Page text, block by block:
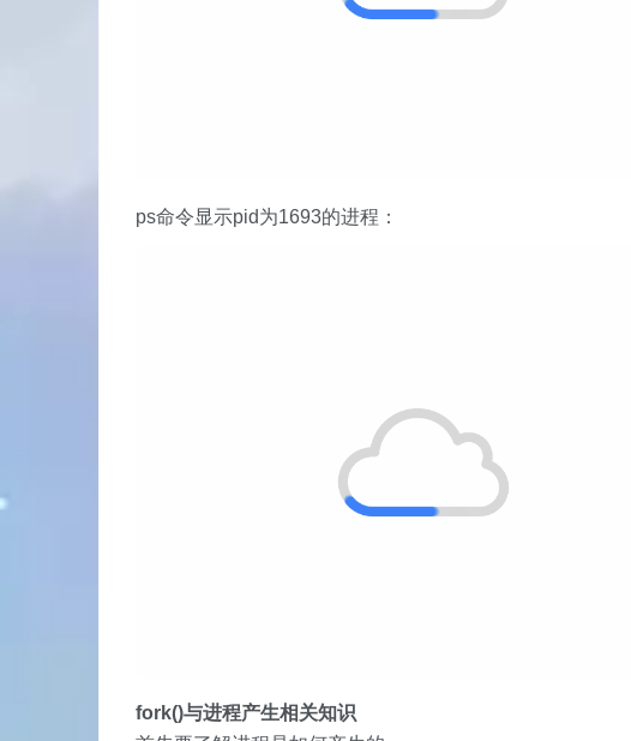
ps命令显示pid为1693的进程：
fork()与进程产生相关知识